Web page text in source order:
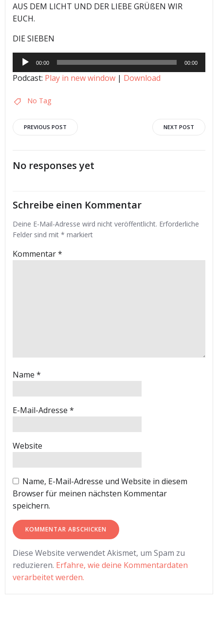
AUS DEM LICHT UND DER LIEBE GRÜßEN WIR
EUCH.
DIE SIEBEN
Audio-
Player
00:00 00:00
Podcast: Play in new window | Download
No Tag
Post
navigation
PREVIOUS POST
navigation
NEXT POST
No responses yet
Schreibe einen Kommentar
Deine E-Mail-Adresse wird nicht veröffentlicht. Erforderliche
Felder sind mit * markiert
Kommentar*
Name *
E-Mail-Adresse *
Website
Name, E-Mail-Adresse und Website in diesem
Browser für meinen nächsten Kommentar
speichern.
Diese Website verwendet Akismet, um Spam zu
reduzieren. Erfahre, wie deine Kommentardaten
verarbeitet werden.